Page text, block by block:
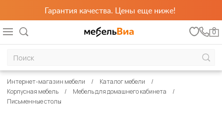
Гарантия качества. Цены еще ниже!
0
Интернет-магазин мебели
Каталог мебели
Корпусная мебель
Мебель для домашнего кабинета
Письменные столы